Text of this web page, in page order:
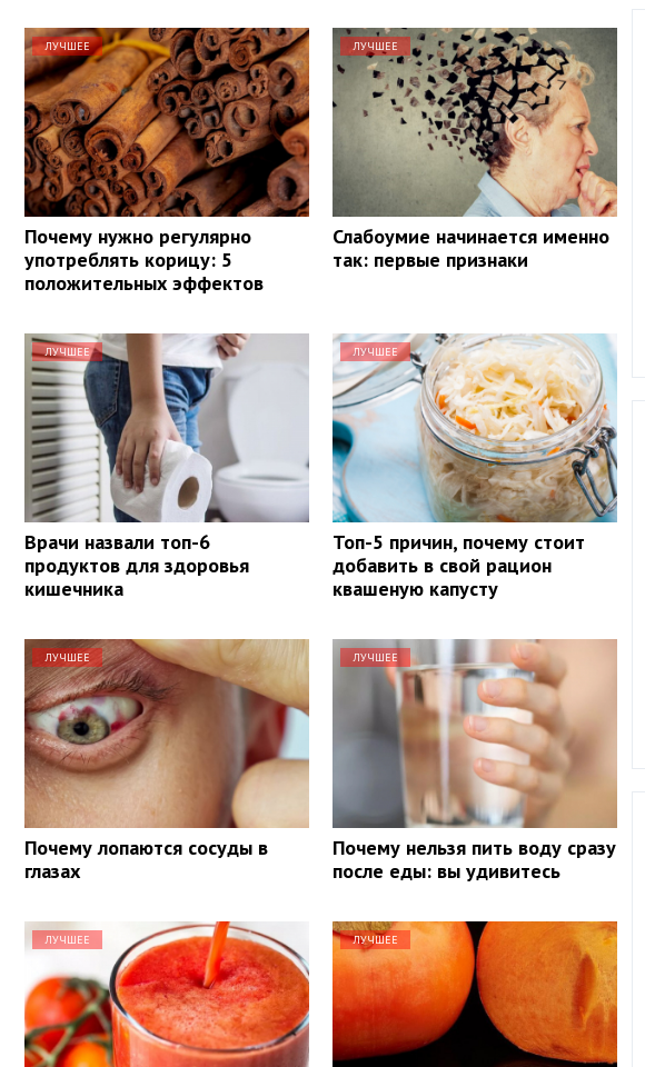
ЛУЧШЕЕ
Почему нужно регулярно
употреблять корицу: 5
положительных эффектов
ЛУЧШЕЕ
Слабоумие начинается именно
так: первые признаки
ЛУЧШЕЕ
Врачи назвали топ-6
продуктов для здоровья
кишечника
ЛУЧШЕЕ
Топ-5 причин, почему стоит
добавить в свой рацион
квашеную капусту
ЛУЧШЕЕ
Почему лопаются сосуды в
глазах
ЛУЧШЕЕ
Почему нельзя пить воду сразу
после еды: вы удивитесь
ЛУЧШЕЕ ЛУЧШЕЕ